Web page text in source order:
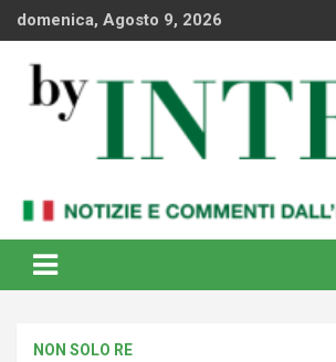
Skipdomenica, Agosto 9, 2026
By Internews
internazionale
NON SOLO RE